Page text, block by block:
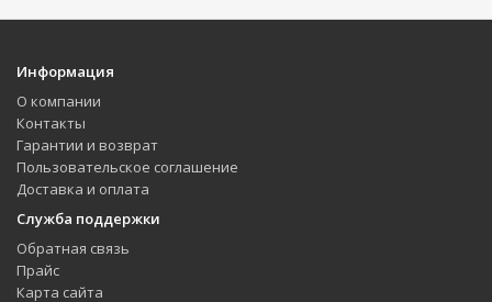
Информация
О компании
Контакты
Гарантии и возврат
Пользовательское соглашение
Доставка и оплата
Служба поддержки
Обратная связь
Прайс
Карта сайта